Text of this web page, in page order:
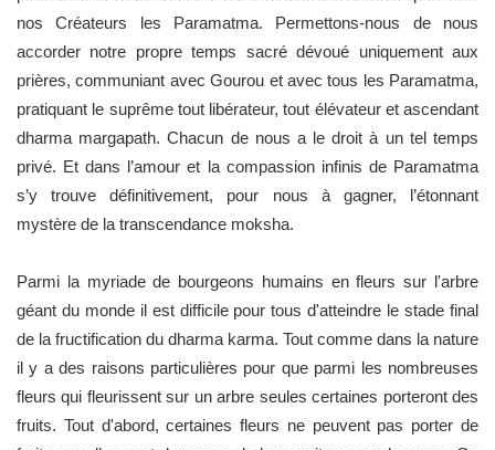
nos Créateurs les Paramatma. Permettons-nous de nous
accorder notre propre temps sacré dévoué uniquement aux
prières, communiant avec Gourou et avec tous les Paramatma,
pratiquant le suprême tout libérateur, tout élévateur et ascendant
dharma margapath. Chacun de nous a le droit à un tel temps
privé. Et dans l’amour et la compassion infinis de Paramatma
s’y trouve définitivement, pour nous à gagner, l’étonnant
mystère de la transcendance moksha.
Parmi la myriade de bourgeons humains en fleurs sur l'arbre
géant du monde il est difficile pour tous d'atteindre le stade final
de la fructification du dharma karma. Tout comme dans la nature
il y a des raisons particulières pour que parmi les nombreuses
fleurs qui fleurissent sur un arbre seules certaines porteront des
fruits. Tout d'abord, certaines fleurs ne peuvent pas porter de